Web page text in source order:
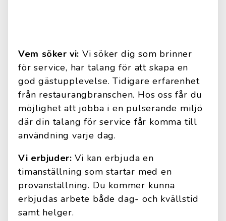
Vem söker vi: Vi söker dig som brinner
för service, har talang för att skapa en
god gästupplevelse. Tidigare erfarenhet
från restaurangbranschen. Hos oss får du
möjlighet att jobba i en pulserande miljö
där din talang för service får komma till
användning varje dag.
Vi erbjuder: Vi kan erbjuda en
timanställning som startar med en
provanställning. Du kommer kunna
erbjudas arbete både dag- och kvällstid
samt helger.